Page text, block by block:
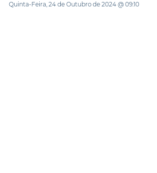
Quinta-Feira, 24 de Outubro de 2024 @ 09:10